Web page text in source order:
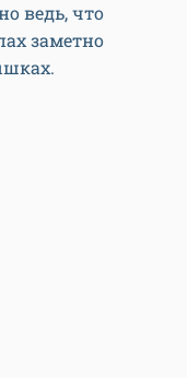
ведь, что
заметно